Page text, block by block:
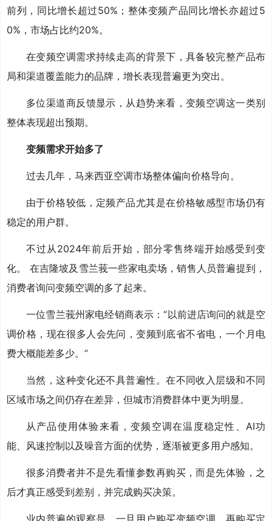
前列，同比增长超过50%；整体变频产品同比增长亦超过5
0%，市场占比约20%。
在变频空调需求持续走高的背景下，具备较完整产品布
局和渠道覆盖能力的品牌，增长表现普遍更为突出。
多位渠道商反馈显示，从趋势来看，变频空调这一类别
整体表现超出预期。
变频需求开始多了
过去几年，马来西亚空调市场整体偏向价格导向。
由于价格较低，定频产品尤其是在价格敏感型市场仍有
稳定的用户群。
不过从2024年前后开始，部分零售终端开始感受到变
化。 在吉隆坡及雪兰莪一些家电卖场，销售人员普遍提到，
消费者询问变频空调的多了起来。
一位雪兰莪州家电经销商表示：“以前进店询问的就是空
调价格，现在很多人会先问，变频到底省不省电，一个月电
费大概能差多少。”
当然，这种变化还不具普遍性。在不同收入层级和不同
区域市场之间仍存在差异，但城市消费群体中更为明显。
从产品使用体验来看，变频空调在温度稳定性、AI功
能、风速控制以及噪音方面的优势，逐渐被更多用户感知。
很多消费者并不是先看懂参数再购买，而是先体验，之
后才真正感受到差别，并完成购买决策。
业内普遍的观察是，一旦用户购买变频空调，再购买定